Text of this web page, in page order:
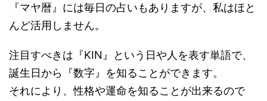
『マヤ暦』には毎日の占いもありますが、私はほと
んど活用しません。
注目すべきは『KIN』という日や人を表す単語で、
誕生日から『数字』を知ることができます。
それにより、性格や運命を知ることが出来るので